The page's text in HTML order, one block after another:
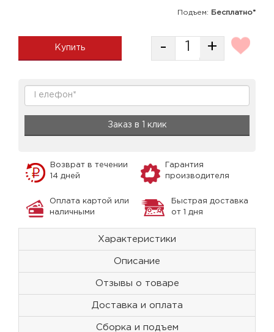
Подъем: Бесплатно*
Купить - +
Заказ в 1 клик
Возврат в течении
14 дней
Гарантия
производителя
Оплата картой или
наличными
Быстрая доставка
от 1 дня
Характеристики
Описание
Отзывы о товаре
Доставка и оплата
Сборка и подъем